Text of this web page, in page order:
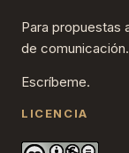
Para propuestas
de comunicación.
Escríbeme.
LICENCIA